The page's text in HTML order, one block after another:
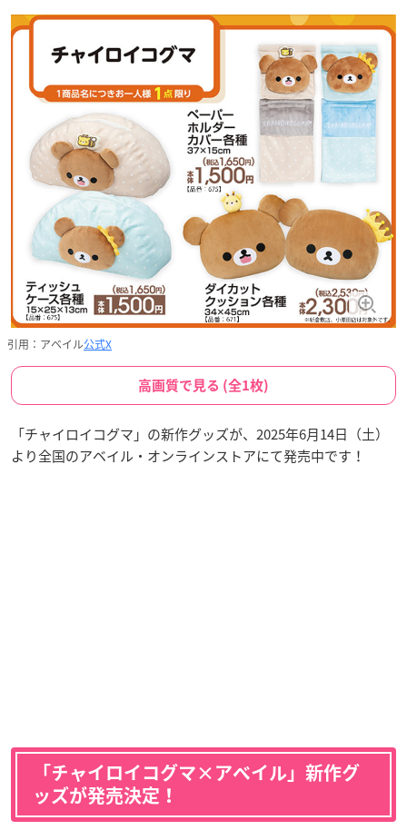
引用：アベイル公式X
高画質で見る (全1枚)
「チャイロイコグマ」の新作グッズが、2025年6月14日（土）
より全国のアベイル・オンラインストアにて発売中です！
「チャイロイコグマ×アベイル」新作グ
ッズが発売決定！